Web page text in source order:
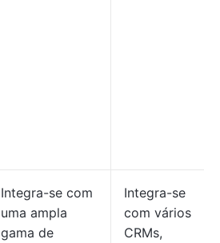
Integra-se com
uma ampla
gama de
Integra-se
com vários
CRMs,